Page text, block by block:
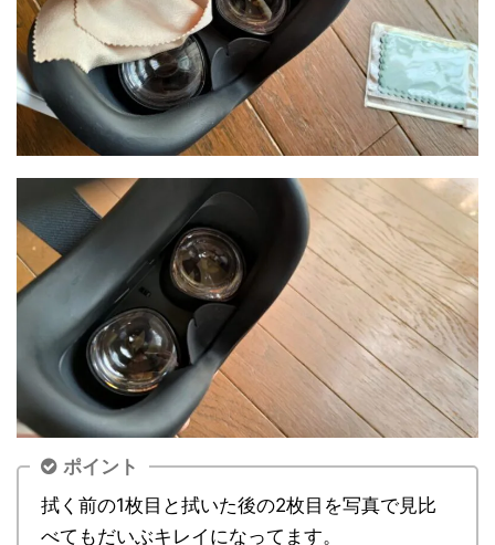
ポイント
拭く前の1枚目と拭いた後の2枚目を写真で見比
べてもだいぶキレイになってます。